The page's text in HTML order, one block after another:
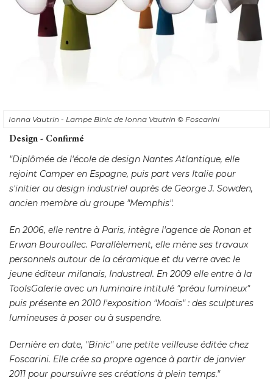
Ionna Vautrin - Lampe Binic de Ionna Vautrin © Foscarini
Design - Confirmé
"Diplômée de l'école de design Nantes Atlantique, elle
rejoint Camper en Espagne, puis part vers Italie pour
s'initier au design industriel auprès de George J. Sowden,
ancien membre du groupe "Memphis".
En 2006, elle rentre à Paris, intègre l'agence de Ronan et
Erwan Bouroullec. Parallèlement, elle mène ses travaux
personnels autour de la céramique et du verre avec le
jeune éditeur milanais, Industreal. En 2009 elle entre à la
ToolsGalerie avec un luminaire intitulé "préau lumineux"
puis présente en 2010 l'exposition "Moaïs" : des sculptures
lumineuses à poser ou à suspendre.
Dernière en date, "Binic" une petite veilleuse éditée chez
Foscarini. Elle crée sa propre agence à partir de janvier
2011 pour poursuivre ses créations à plein temps."